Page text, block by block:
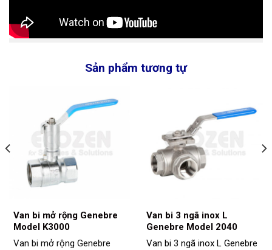
Sản phẩm tương tự
Van bi mở rộng Genebre
Model K3000
Van bi mở rộng Genebre
Van bi 3 ngã inox L
Genebre Model 2040
Van bi 3 ngã inox L Genebre